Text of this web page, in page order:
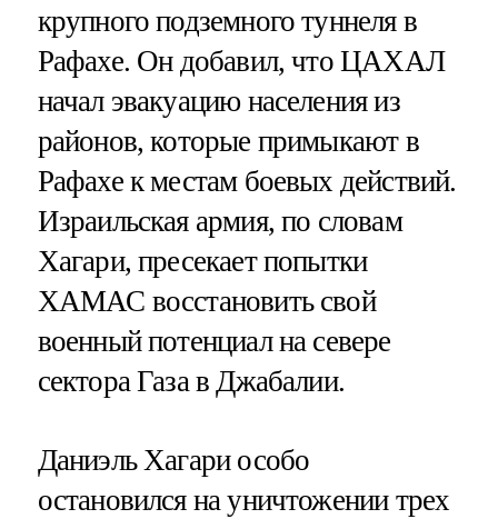
крупного подземного туннеля в
Рафахе. Он добавил, что ЦАХАЛ
начал эвакуацию населения из
районов, которые примыкают в
Рафахе к местам боевых действий.
Израильская армия, по словам
Хагари, пресекает попытки
ХАМАС восстановить свой
военный потенциал на севере
сектора Газа в Джабалии.
Даниэль Хагари особо
остановился на уничтожении трех